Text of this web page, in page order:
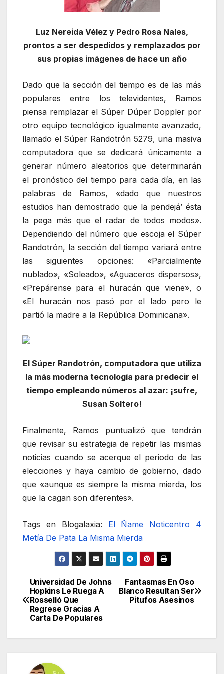
Luz Nereida Vélez y Pedro Rosa Nales,
prontos a ser despedidos y remplazados por
sus propias imágenes de hace un año
Dado que la sección del tiempo es de las más
populares entre los televidentes, Ramos
piensa remplazar el Súper Dúper Doppler por
otro equipo tecnológico igualmente avanzado,
llamado el Súper Randotrón 5279, una masiva
computadora que se dedicará únicamente a
generar número aleatorios que determinarán
el pronóstico del tiempo para cada día, en las
palabras de Ramos, «dado que nuestros
estudios han demostrado que la pendejá’ ésta
la pega más que el radar de todos modos».
Dependiendo del número que escoja el Súper
Randotrón, la sección del tiempo variará entre
las siguientes opciones: «Parcialmente
nublado», «Soleado», «Aguaceros dispersos»,
«Prepárense para el huracán que viene», o
«El huracán nos pasó por el lado pero le
partió la madre a la República Dominicana».
El Súper Randotrón, computadora que utiliza
la más moderna tecnología para predecir el
tiempo empleando números al azar: ¡sufre,
Susan Soltero!
Finalmente, Ramos puntualizó que tendrán
que revisar su estrategia de repetir las mismas
noticias cuando se acerque el periodo de las
elecciones y haya cambio de gobierno, dado
que «aunque es siempre la misma mierda, los
que la cagan son diferentes».
Tags en Blogalaxia: El Ñame
Noticentro 4
Metía De Pata La Misma Mierda
Navegación
de
entradas
Fantasmas En Oso
Blanco Resultan Ser
Pitufos Asesinos
Universidad De Johns
Hopkins Le Ruega A
Rosselló Que
Regrese Gracias A
Carta De Populares